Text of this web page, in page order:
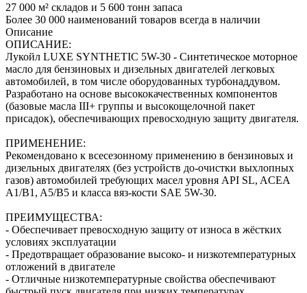
27 000 м² складов и 5 600 тонн запаса
Более 30 000 наименований товаров всегда в наличии
Описание
ОПИСАНИЕ:
Лукойл LUXE SYNTHETIC 5W-30 - Синтетическое моторное
масло для бензиновых и дизельных двигателей легковых
автомобилей, в том числе оборудованных турбонаддувом.
Разработано на основе высококачественных компонентов
(базовые масла III+ группы и высокощелочной пакет
присадок), обеспечивающих превосходную защиту двигателя.
ПРИМЕНЕНИЕ:
Рекомендовано к всесезонному применению в бензиновых и
дизельных двигателях (без устройств до-очистки выхлопных
газов) автомобилей требующих масел уровня API SL, ACEA
A1/B1, A5/B5 и класса вяз-кости SAE 5W-30.
ПРЕИМУЩЕСТВА:
- Обеспечивает превосходную защиту от износа в жёстких
условиях эксплуатации
- Предотвращает образование высоко- и низкотемпературных
отложений в двигателе
- Отличные низкотемпературные свойства обеспечивают